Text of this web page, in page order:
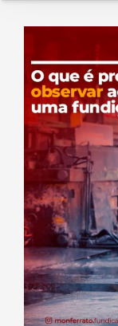
Larger
Image